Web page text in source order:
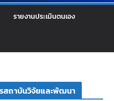
รายงานประเมินตนเอง
สถาบันวิจัยและพัฒนา